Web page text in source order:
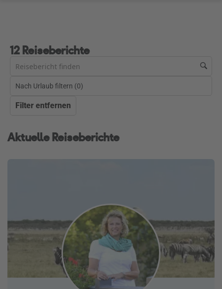
12 Reiseberichte
Nach Urlaub filtern (0)
Filter entfernen
Aktuelle Reiseberichte